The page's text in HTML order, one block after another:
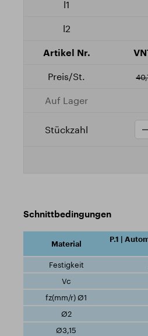
Schnittbedingungen
P.1 |